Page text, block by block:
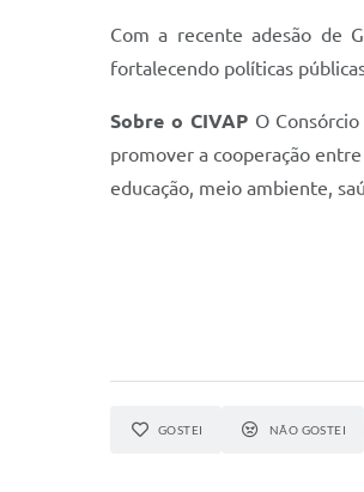
Com a recente adesão de
fortalecendo políticas
Sobre o CIVAPO Consórcio
promover a cooperação
educação, meio ambiente,
GOSTEI NÃO GOSTEI